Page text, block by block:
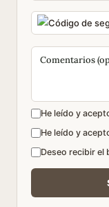
He leído y
He leído y
Deseo recibir el